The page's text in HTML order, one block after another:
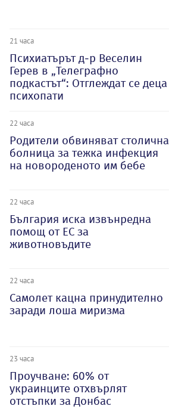
21 часа
Психиатърът д-р Веселин
Герев в „Телеграфно
подкастът“: Отглеждат се деца
психопати
22 часа
Родители обвиняват столична
болница за тежка инфекция
на новороденото им бебе
22 часа
България иска извънредна
помощ от ЕС за
животновъдите
22 часа
Самолет кацна принудително
заради лоша миризма
23 часа
Проучване: 60% от
украинците отхвърлят
отстъпки за Донбас